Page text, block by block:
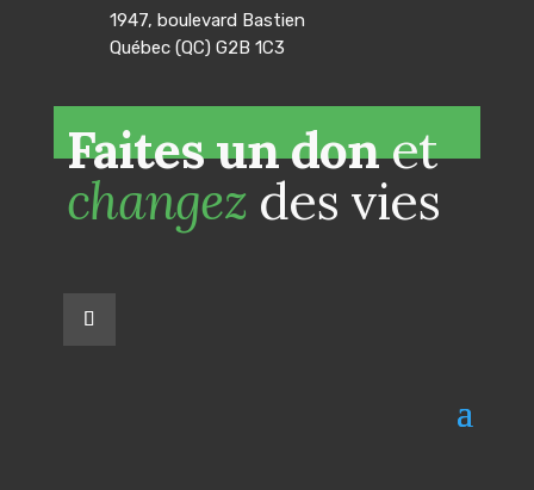
1947, boulevard Bastien
Québec (QC) G2B 1C3
Faites un donet
changez des vies